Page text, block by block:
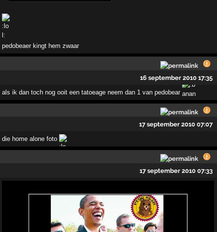
pedobeaer kingt hem zwaar
16 september 2010 17:35
als ik dan toch nog ooit een tatoeage neem dan 1 van pedobear
17 september 2010 07:07
die home alone foto
17 september 2010 07:33